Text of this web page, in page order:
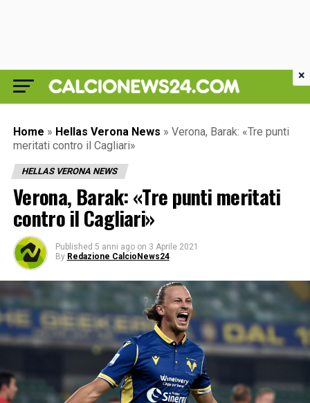
Home » Hellas Verona News » Verona, Barak: «Tre punti
meritati contro il Cagliari»
HELLAS VERONA NEWS
Verona, Barak: «Tre punti meritati
contro il Cagliari»
Published 5 anni ago on 3 Aprile 2021
By Redazione CalcioNews24
×